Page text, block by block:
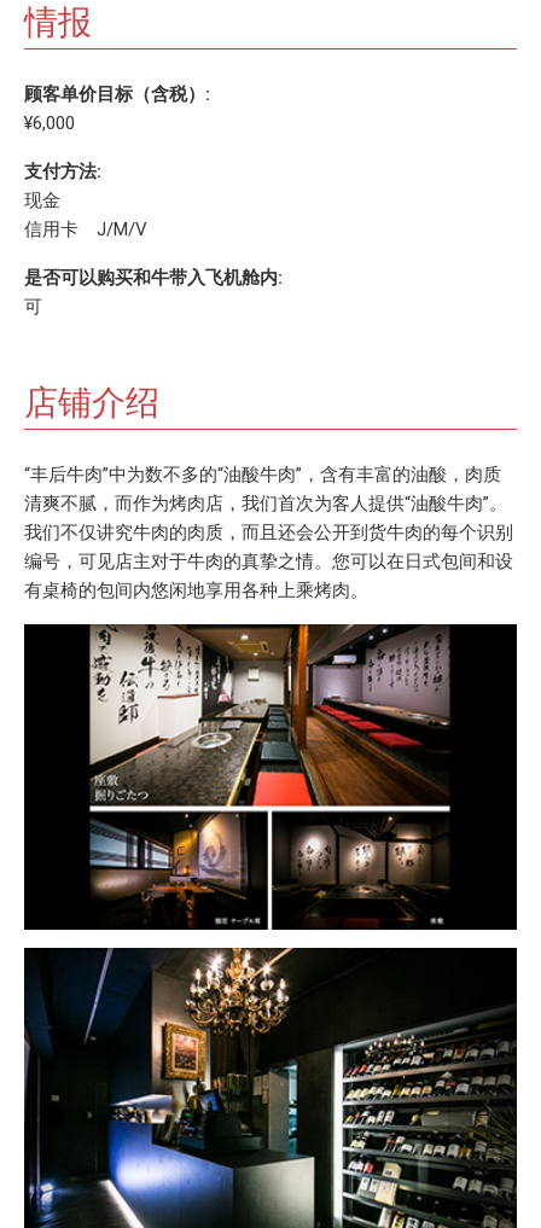
情报
顾客单价目标（含税）:
¥6,000
支付方法:
现金
信用卡 J/M/V
是否可以购买和牛带入飞机舱内:
可
店铺介绍
“丰后牛肉”中为数不多的“油酸牛肉”，含有丰富的油酸，肉质
清爽不腻，而作为烤肉店，我们首次为客人提供“油酸牛肉”。
我们不仅讲究牛肉的肉质，而且还会公开到货牛肉的每个识别
编号，可见店主对于牛肉的真挚之情。您可以在日式包间和设
有桌椅的包间内悠闲地享用各种上乘烤肉。